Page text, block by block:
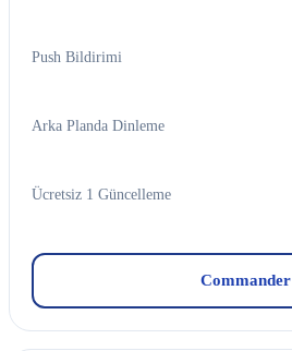
Push Bildirimi
Arka Planda Dinleme
Ücretsiz 1 Güncelleme
Commander